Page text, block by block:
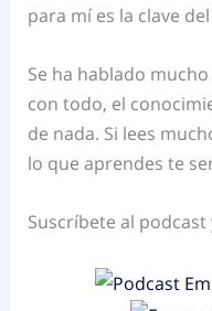
para mí es la clave
Se ha hablado
con todo, el
de nada. Si lees
lo que aprendes te
Suscríbete al